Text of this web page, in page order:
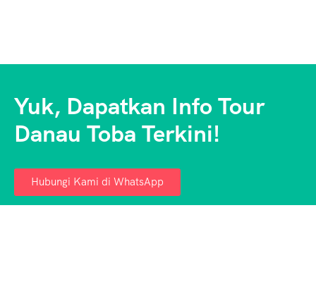
Yuk, Dapatkan Info Tour
Danau Toba Terkini!
Hubungi Kami di WhatsApp